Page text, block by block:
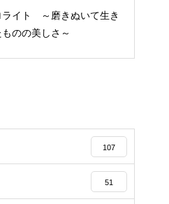
ライト ～磨きぬいて生き
のの美しさ～
107
51